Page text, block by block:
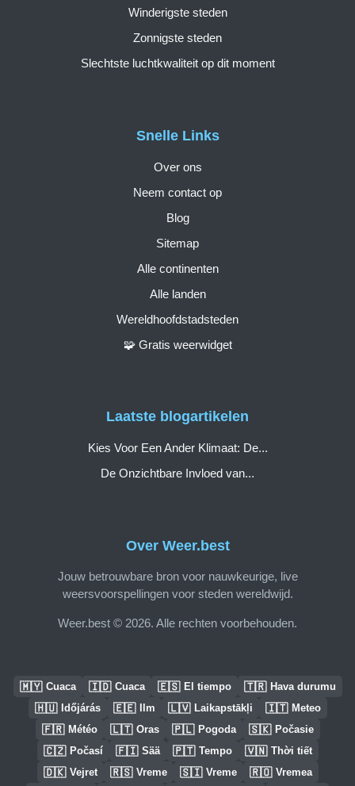
Over Weer.best
Jouw betrouwbare bron voor nauwkeurige, live
weersvoorspellingen voor steden wereldwijd.
Weer.best © 2026. Alle rechten voorbehouden.
Snelle Links
Over ons
Neem contact op
Blog
Sitemap
Alle continenten
Alle landen
Wereldhoofdstadsteden
🧩 Gratis weerwidget
Winderigste steden
Zonnigste steden
Slechtste luchtkwaliteit op dit moment
Laatste blogartikelen
Kies Voor Een Ander Klimaat: De...
De Onzichtbare Invloed van...
🇲🇾 Cuaca 🇮🇩 Cuaca 🇪🇸 El tiempo 🇹🇷 Hava durumu
🇭🇺 Időjárás 🇪🇪 Ilm 🇱🇻 Laikapstākļi 🇮🇹 Meteo
🇫🇷 Météo 🇱🇹 Oras 🇵🇱 Pogoda 🇸🇰 Počasie
🇨🇿 Počasí 🇫🇮 Sää 🇵🇹 Tempo 🇻🇳 Thời tiết
🇩🇰 Vejret 🇷🇸 Vreme 🇸🇮 Vreme 🇷🇴 Vremea